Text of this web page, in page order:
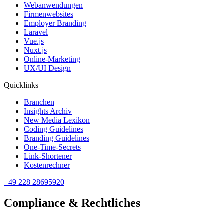
Webanwendungen
Firmenwebsites
Employer Branding
Laravel
Vue.js
Nuxt.js
Online-Marketing
UX/UI Design
Quicklinks
Branchen
Insights Archiv
New Media Lexikon
Coding Guidelines
Branding Guidelines
One-Time-Secrets
Link-Shortener
Kostenrechner
+49 228 28695920
Compliance & Rechtliches